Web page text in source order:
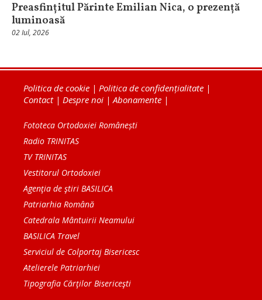
Preasfințitul Părinte Emilian Nica, o prezență
luminoasă
02 Iul, 2026
Politica de cookie | Politica de confidențialitate |
Contact| Despre noi |Abonamente |
Fototeca Ortodoxiei Românești
Radio TRINITAS
TV TRINITAS
Vestitorul Ortodoxiei
Agenţia de ştiri BASILICA
Patriarhia Română
Catedrala Mântuirii Neamului
BASILICA Travel
Serviciul de Colportaj Bisericesc
Atelierele Patriarhiei
Tipografia Cărţilor Bisericeşti